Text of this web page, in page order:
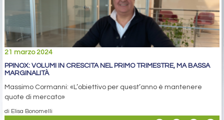
21 marzo 2024
PPINOX: VOLUMI IN CRESCITA NEL PRIMO TRIMESTRE, MA BASSA
MARGINALITÀ
Massimo Cormanni: «L’obiettivo per quest’anno è mantenere
quote di mercato»
di Elisa Bonomelli